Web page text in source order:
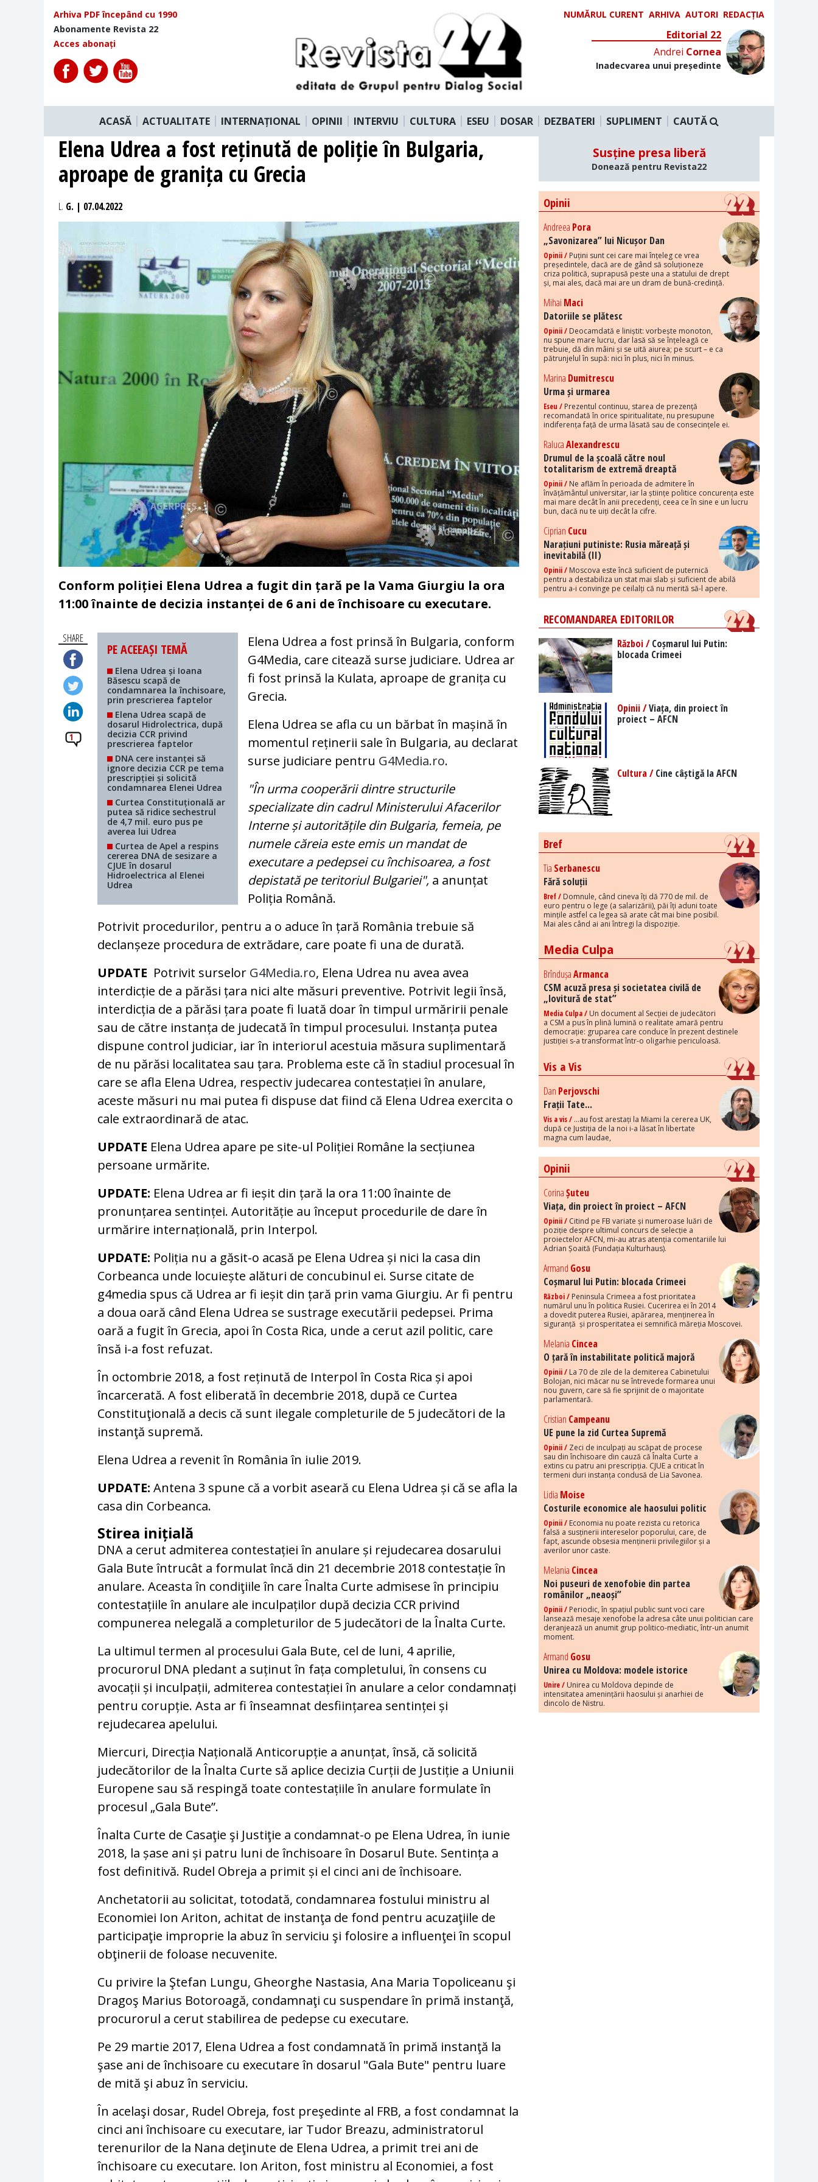
Arhiva PDF începând cu 1990
Abonamente Revista 22
Acces abonați
NUMĂRUL CURENT ARHIVA AUTORI REDACȚIA
Editorial 22
Andrei Cornea
Inadecvarea unui președinte
ACASĂ ACTUALITATE INTERNAȚIONAL OPINII INTERVIU CULTURA ESEU DOSAR DEZBATERI SUPLIMENT CAUTĂ
Elena Udrea a fost reținută de poliție în Bulgaria,
aproape de granița cu Grecia
L. G. | 07.04.2022
Conform poliției Elena Udrea a fugit din țară pe la Vama Giurgiu la ora
11:00 înainte de decizia instanței de 6 ani de închisoare cu executare.
SHARE
1
PE ACEEAȘI TEMĂ
Elena Udrea și Ioana
Băsescu scapă de
condamnarea la închisoare,
prin prescrierea faptelor
Elena Udrea scapă de
dosarul Hidrolectrica, după
decizia CCR privind
prescrierea faptelor
DNA cere instanței să
ignore decizia CCR pe tema
prescripției și solicită
condamnarea Elenei Udrea
Curtea Constituțională ar
putea să ridice sechestrul
de 4,7 mil. euro pus pe
averea lui Udrea
Curtea de Apel a respins
cererea DNA de sesizare a
CJUE în dosarul
Hidroelectrica al Elenei
Udrea
Elena Udrea a fost prinsă în Bulgaria, conform
G4Media, care citează surse judiciare. Udrea ar
fi fost prinsă la Kulata, aproape de granița cu
Grecia.
Elena Udrea se afla cu un bărbat în mașină în
momentul reținerii sale în Bulgaria, au declarat
surse judiciare pentru G4Media.ro.
"În urma cooperării dintre structurile
specializate din cadrul Ministerului Afacerilor
Interne și autoritățile din Bulgaria, femeia, pe
numele căreia este emis un mandat de
executare a pedepsei cu închisoarea, a fost
depistată pe teritoriul Bulgariei", a anunțat
Poliția Română.
Potrivit procedurilor, pentru a o aduce în țară România trebuie să
declanșeze procedura de extrădare, care poate fi una de durată.
UPDATE Potrivit surselor G4Media.ro, Elena Udrea nu avea avea
interdicție de a părăsi țara nici alte măsuri preventive. Potrivit legii însă,
interdicția de a părăsi țara poate fi luată doar în timpul urmăririi penale
sau de către instanța de judecată în timpul procesului. Instanța putea
dispune control judiciar, iar în interiorul acestuia măsura suplimentară
de nu părăsi localitatea sau țara. Problema este că în stadiul procesual în
care se afla Elena Udrea, respectiv judecarea contestației în anulare,
aceste măsuri nu mai putea fi dispuse dat fiind că Elena Udrea exercita o
cale extraordinară de atac.
UPDATE Elena Udrea apare pe site-ul Poliției Române la secțiunea
persoane urmărite.
UPDATE: Elena Udrea ar fi ieșit din țară la ora 11:00 înainte de
pronunțarea sentinței. Autorităție au început procedurile de dare în
urmărire internațională, prin Interpol.
UPDATE: Poliția nu a găsit-o acasă pe Elena Udrea și nici la casa din
Corbeanca unde locuiește alături de concubinul ei. Surse citate de
g4media spus că Udrea ar fi ieșit din țară prin vama Giurgiu. Ar fi pentru
a doua oară când Elena Udrea se sustrage executării pedepsei. Prima
oară a fugit în Grecia, apoi în Costa Rica, unde a cerut azil politic, care
însă i-a fost refuzat.
În octombrie 2018, a fost reținută de Interpol în Costa Rica și apoi
încarcerată. A fost eliberată în decembrie 2018, după ce Curtea
Constituţională a decis că sunt ilegale completurile de 5 judecători de la
instanţă supremă.
Elena Udrea a revenit în România în iulie 2019.
UPDATE: Antena 3 spune că a vorbit aseară cu Elena Udrea și că se afla la
casa din Corbeanca.
Stirea inițială
DNA a cerut admiterea contestației în anulare și rejudecarea dosarului
Gala Bute întrucât a formulat încă din 21 decembrie 2018 contestație în
anulare. Aceasta în condiţiile în care Înalta Curte admisese în principiu
contestațiile în anulare ale inculpaților după decizia CCR privind
compunerea nelegală a completurilor de 5 judecători de la Înalta Curte.
La ultimul termen al procesului Gala Bute, cel de luni, 4 aprilie,
procurorul DNA pledant a suținut în fața completului, în consens cu
avocații și inculpații, admiterea contestației în anulare a celor condamnați
pentru corupție. Asta ar fi înseamnat desființarea sentinței și
rejudecarea apelului.
Miercuri, Direcția Națională Anticorupție a anunțat, însă, că solicită
judecătorilor de la Înalta Curte să aplice decizia Curții de Justiție a Uniunii
Europene sau să respingă toate contestațiile în anulare formulate în
procesul „Gala Bute”.
Înalta Curte de Casaţie şi Justiţie a condamnat-o pe Elena Udrea, în iunie
2018, la șase ani și patru luni de închisoare în Dosarul Bute. Sentința a
fost definitivă. Rudel Obreja a primit și el cinci ani de închisoare.
Anchetatorii au solicitat, totodată, condamnarea fostului ministru al
Economiei Ion Ariton, achitat de instanţa de fond pentru acuzaţiile de
participaţie improprie la abuz în serviciu şi folosire a influenţei în scopul
obţinerii de foloase necuvenite.
Cu privire la Ştefan Lungu, Gheorghe Nastasia, Ana Maria Topoliceanu şi
Dragoş Marius Botoroagă, condamnaţi cu suspendare în primă instanţă,
procurorul a cerut stabilirea de pedepse cu executare.
Pe 29 martie 2017, Elena Udrea a fost condamnată în primă instanţă la
şase ani de închisoare cu executare în dosarul "Gala Bute" pentru luare
de mită şi abuz în serviciu.
În acelaşi dosar, Rudel Obreja, fost preşedinte al FRB, a fost condamnat la
cinci ani închisoare cu executare, iar Tudor Breazu, administratorul
terenurilor de la Nana deţinute de Elena Udrea, a primit trei ani de
închisoare cu executare. Ion Ariton, fost ministru al Economiei, a fost
Susține presa liberă
Donează pentru Revista22
Opinii
Andreea Pora
„Savonizarea” lui Nicușor Dan
Opinii / Puțini sunt cei care mai înțeleg ce vrea
președintele, dacă are de gând să soluționeze
criza politică, suprapusă peste una a statului de drept
și, mai ales, dacă mai are un dram de bună-credință.
Mihai Maci
Datoriile se plătesc
Opinii / Deocamdată e liniștit: vorbește monoton,
nu spune mare lucru, dar lasă să se înțeleagă ce
trebuie, dă din mâini și se uită aiurea; pe scurt – e ca
pătrunjelul în supă: nici în plus, nici în minus.
Marina Dumitrescu
Urma și urmarea
Eseu / Prezentul continuu, starea de prezență
recomandată în orice spiritualitate, nu presupune
indiferența față de urma lăsată sau de consecințele ei.
RalucaAlexandrescu
Drumul de la școală către noul
totalitarism de extremă dreaptă
Opinii / Ne aflăm în perioada de admitere în
învățământul universitar, iar la științe politice concurența este
mai mare decât în anii precedenți, ceea ce în sine e un lucru
bun, dacă nu te uiți decât la cifre.
Ciprian Cucu
Narațiuni putiniste: Rusia măreață și
inevitabilă (II)
Opinii / Moscova este încă suficient de puternică
pentru a destabiliza un stat mai slab și suficient de abilă
pentru a-i convinge pe ceilalți că nu merită să-l apere.
RECOMANDAREA EDITORILOR
Război /Coșmarul lui Putin:
blocada Crimeei
Opinii /Viața, din proiect în
proiect – AFCN
Cultura /Cine câștigă la AFCN
Bref
Tia Serbanescu
Fără soluții
Bref / Domnule, când cineva îți dă 770 de mil. de
euro pentru o lege (a salarizării), păi îți aduni toate
mințile astfel ca legea să arate cât mai bine posibil.
Mai ales când ai ani întregi la dispoziție.
Media Culpa
BrîndușaArmanca
CSM acuză presa și societatea civilă de
„lovitură de stat”
Media Culpa / Un document al Secției de judecători
a CSM a pus în plină lumină o realitate amară pentru
democrație: gruparea care conduce în prezent destinele
justiției s-a transformat într-o oligarhie periculoasă.
Vis a Vis
Dan Perjovschi
Frații Tate...
Vis a vis / ...au fost arestați la Miami la cererea UK,
după ce Justiția de la noi i-a lăsat în libertate
magna cum laudae,
Opinii
CorinaȘuteu
Viața, din proiect în proiect – AFCN
Opinii / Citind pe FB variate și numeroase luări de
poziție despre ultimul concurs de selecție a
proiectelor AFCN, mi-au atras atenția comentariile lui
Adrian Șoaită (Fundația Kulturhaus).
Armand Gosu
Coșmarul lui Putin: blocada Crimeei
Război / Peninsula Crimeea a fost prioritatea
numărul unu în politica Rusiei. Cucerirea ei în 2014
a dovedit puterea Rusiei, apărarea, menținerea în
siguranță și prosperitatea ei semnifică măreția Moscovei.
Melania Cincea
O țară în instabilitate politică majoră
Opinii / La 70 de zile de la demiterea Cabinetului
Bolojan, nici măcar nu se întrevede formarea unui
nou guvern, care să fie sprijinit de o majoritate
parlamentară.
Cristian Campeanu
UE pune la zid Curtea Supremă
Opinii / Zeci de inculpați au scăpat de procese
sau din închisoare din cauză că Înalta Curte a
extins cu patru ani prescripția. CJUE a criticat în
termeni duri instanța condusă de Lia Savonea.
Lidia Moise
Costurile economice ale haosului politic
Opinii / Economia nu poate rezista cu retorica
falsă a susținerii intereselor poporului, care, de
fapt, ascunde obsesia menținerii privilegiilor și a
averilor unor caste.
Melania Cincea
Noi puseuri de xenofobie din partea
românilor „neaoși”
Opinii / Periodic, în spațiul public sunt voci care
lansează mesaje xenofobe la adresa câte unui politician care
deranjează un anumit grup politico-mediatic, într-un anumit
moment.
Armand Gosu
Unirea cu Moldova: modele istorice
Unire / Unirea cu Moldova depinde de
intensitatea amenințării haosului și anarhiei de
dincolo de Nistru.